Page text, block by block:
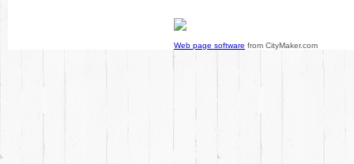
Web page software from CityMaker.com